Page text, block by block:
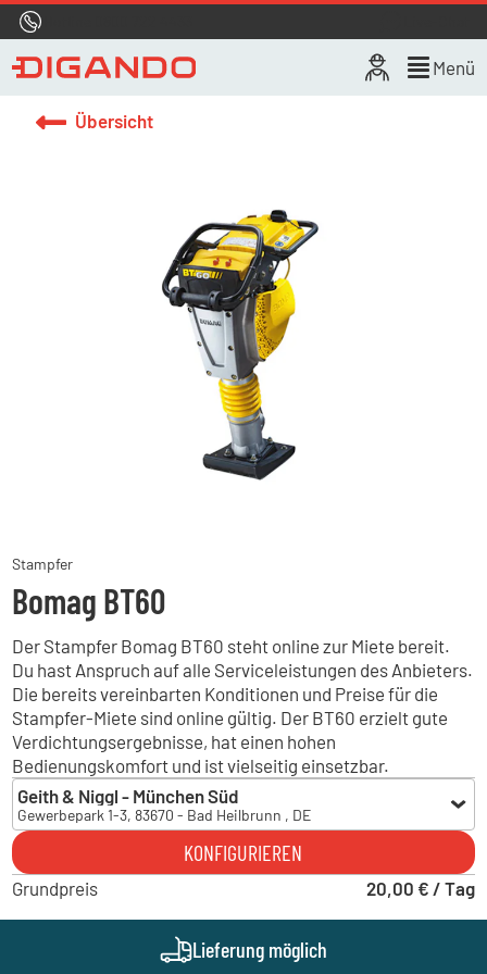
Menü
Übersicht
Stampfer
Bomag BT60
Der Stampfer Bomag BT60 steht online zur Miete bereit.
Du hast Anspruch auf alle Serviceleistungen des Anbieters.
Die bereits vereinbarten Konditionen und Preise für die
Stampfer-Miete sind online gültig. Der BT60 erzielt gute
Verdichtungsergebnisse, hat einen hohen
Bedienungskomfort und ist vielseitig einsetzbar.
Geith & Niggl - München Süd
Gewerbepark 1-3, 83670 - Bad Heilbrunn , DE
Geith & Niggl - München Süd
Gewerbepark 1-3, 83670 - Bad Heilbrunn , DE
Geith & Niggl - München Ost
Geith & Niggl - München West
Münchner Straße 1, 85232 - Bergkirchen , DE
KONFIGURIEREN
Grundpreis 20,00 € / Tag
Lieferung möglich